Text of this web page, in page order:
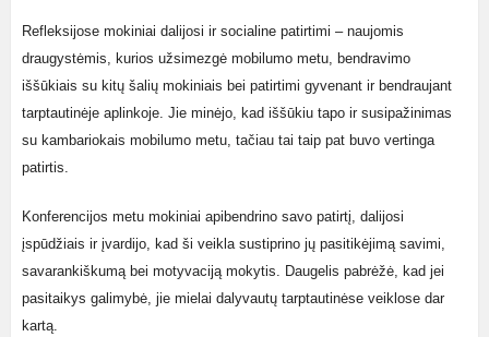
Refleksijose mokiniai dalijosi ir socialine patirtimi – naujomis
draugystėmis, kurios užsimezgė mobilumo metu, bendravimo
iššūkiais su kitų šalių mokiniais bei patirtimi gyvenant ir bendraujant
tarptautinėje aplinkoje. Jie minėjo, kad iššūkiu tapo ir susipažinimas
su kambariokais mobilumo metu, tačiau tai taip pat buvo vertinga
patirtis.
Konferencijos metu mokiniai apibendrino savo patirtį, dalijosi
įspūdžiais ir įvardijo, kad ši veikla sustiprino jų pasitikėjimą savimi,
savarankiškumą bei motyvaciją mokytis. Daugelis pabrėžė, kad jei
pasitaikys galimybė, jie mielai dalyvautų tarptautinėse veiklose dar
kartą.